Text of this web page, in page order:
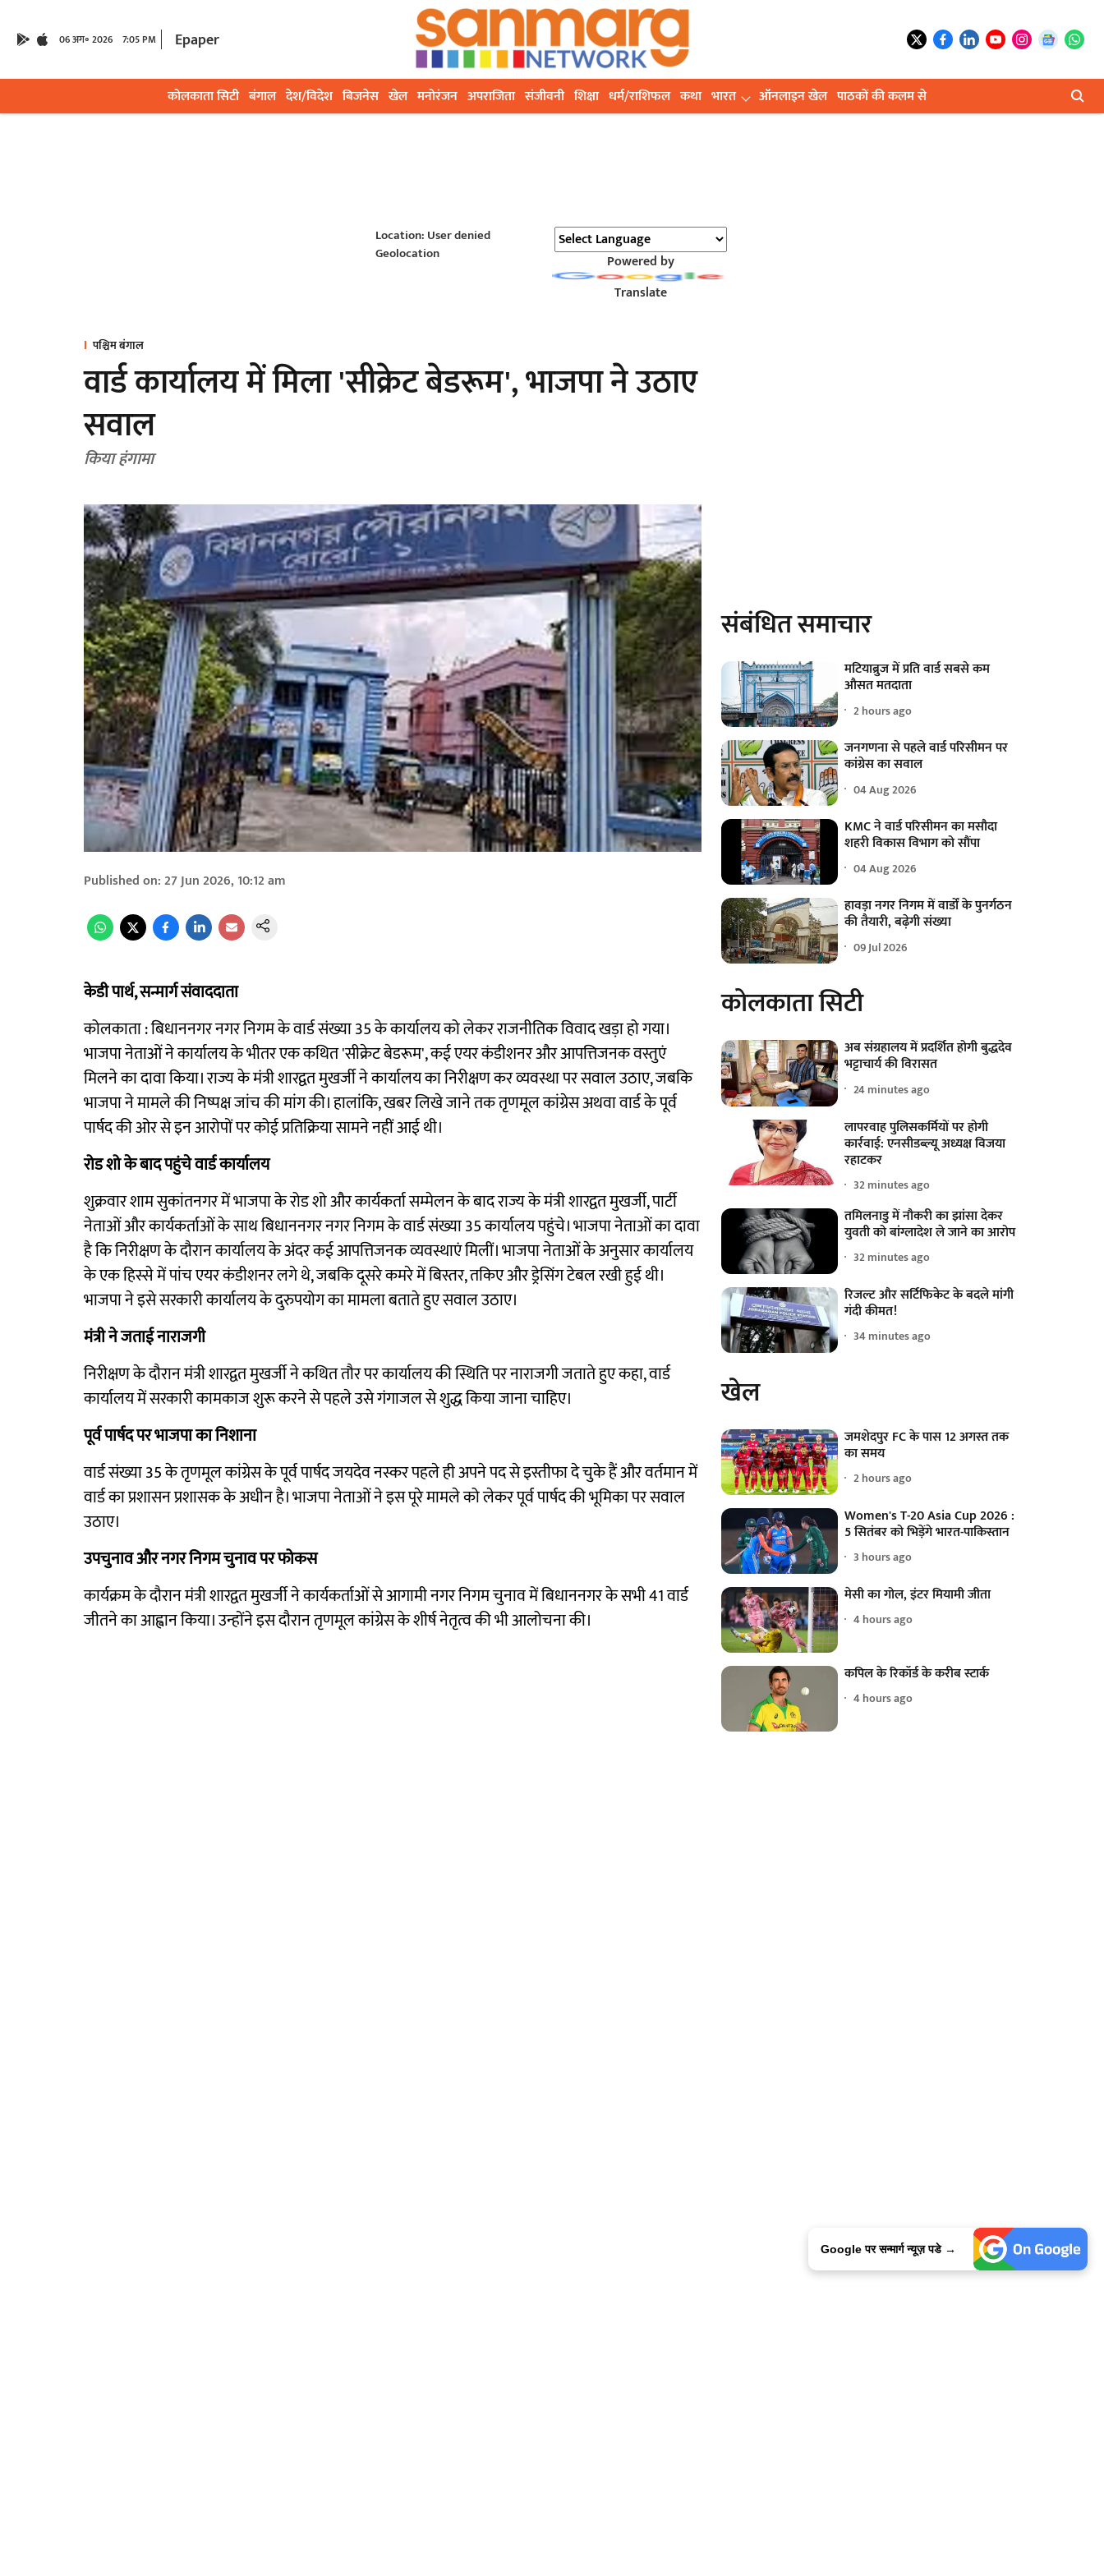
06 अग॰ 2026 7:05 PM Epaper
कोलकाता सिटी बंगाल देश/विदेश बिजनेस खेल मनोरंजन अपराजिता संजीवनी शिक्षा धर्म/राशिफल कथा भारत ऑनलाइन खेल पाठकों की कलम से
Location: User denied
Geolocation
Powered by
Translate
पश्चिम बंगाल
वार्ड कार्यालय में मिला 'सीक्रेट बेडरूम', भाजपा ने उठाए
सवाल
किया हंगामा
Published on:27 Jun 2026, 10:12 am
केडी पार्थ, सन्मार्ग संवाददाता
कोलकाता : बिधाननगर नगर निगम के वार्ड संख्या 35 के कार्यालय को लेकर राजनीतिक विवाद खड़ा हो गया।
भाजपा नेताओं ने कार्यालय के भीतर एक कथित 'सीक्रेट बेडरूम', कई एयर कंडीशनर और आपत्तिजनक वस्तुएं
मिलने का दावा किया। राज्य के मंत्री शारद्वत मुखर्जी ने कार्यालय का निरीक्षण कर व्यवस्था पर सवाल उठाए, जबकि
भाजपा ने मामले की निष्पक्ष जांच की मांग की। हालांकि, खबर लिखे जाने तक तृणमूल कांग्रेस अथवा वार्ड के पूर्व
पार्षद की ओर से इन आरोपों पर कोई प्रतिक्रिया सामने नहीं आई थी।
रोड शो के बाद पहुंचे वार्ड कार्यालय
शुक्रवार शाम सुकांतनगर में भाजपा के रोड शो और कार्यकर्ता सम्मेलन के बाद राज्य के मंत्री शारद्वत मुखर्जी, पार्टी
नेताओं और कार्यकर्ताओं के साथ बिधाननगर नगर निगम के वार्ड संख्या 35 कार्यालय पहुंचे। भाजपा नेताओं का दावा
है कि निरीक्षण के दौरान कार्यालय के अंदर कई आपत्तिजनक व्यवस्थाएं मिलीं। भाजपा नेताओं के अनुसार कार्यालय
के एक हिस्से में पांच एयर कंडीशनर लगे थे, जबकि दूसरे कमरे में बिस्तर, तकिए और ड्रेसिंग टेबल रखी हुई थी।
भाजपा ने इसे सरकारी कार्यालय के दुरुपयोग का मामला बताते हुए सवाल उठाए।
मंत्री ने जताई नाराजगी
निरीक्षण के दौरान मंत्री शारद्वत मुखर्जी ने कथित तौर पर कार्यालय की स्थिति पर नाराजगी जताते हुए कहा, वार्ड
कार्यालय में सरकारी कामकाज शुरू करने से पहले उसे गंगाजल से शुद्ध किया जाना चाहिए।
पूर्व पार्षद पर भाजपा का निशाना
वार्ड संख्या 35 के तृणमूल कांग्रेस के पूर्व पार्षद जयदेव नस्कर पहले ही अपने पद से इस्तीफा दे चुके हैं और वर्तमान में
वार्ड का प्रशासन प्रशासक के अधीन है। भाजपा नेताओं ने इस पूरे मामले को लेकर पूर्व पार्षद की भूमिका पर सवाल
उठाए।
उपचुनाव और नगर निगम चुनाव पर फोकस
कार्यक्रम के दौरान मंत्री शारद्वत मुखर्जी ने कार्यकर्ताओं से आगामी नगर निगम चुनाव में बिधाननगर के सभी 41 वार्ड
जीतने का आह्वान किया। उन्होंने इस दौरान तृणमूल कांग्रेस के शीर्ष नेतृत्व की भी आलोचना की।
संबंधित समाचार
मटियाब्रुज में प्रति वार्ड सबसे कम
औसत मतदाता
2 hours ago
जनगणना से पहले वार्ड परिसीमन पर
कांग्रेस का सवाल
04 Aug 2026
KMC ने वार्ड परिसीमन का मसौदा
शहरी विकास विभाग को सौंपा
04 Aug 2026
हावड़ा नगर निगम में वार्डों के पुनर्गठन
की तैयारी, बढ़ेगी संख्या
09 Jul 2026
कोलकाता सिटी
अब संग्रहालय में प्रदर्शित होगी बुद्धदेव
भट्टाचार्य की विरासत
24 minutes ago
लापरवाह पुलिसकर्मियों पर होगी
कार्रवाई: एनसीडब्ल्यू अध्यक्ष विजया
रहाटकर
32 minutes ago
तमिलनाडु में नौकरी का झांसा देकर
युवती को बांग्लादेश ले जाने का आरोप
32 minutes ago
रिजल्ट और सर्टिफिकेट के बदले मांगी
गंदी कीमत!
34 minutes ago
खेल
जमशेदपुर FC के पास 12 अगस्त तक
का समय
2 hours ago
Women's T-20 Asia Cup 2026 :
5 सितंबर को भिड़ेंगे भारत-पाकिस्तान
3 hours ago
मेसी का गोल, इंटर मियामी जीता
4 hours ago
कपिल के रिकॉर्ड के करीब स्टार्क
4 hours ago
Google पर सन्मार्ग न्यूज़ पडे →